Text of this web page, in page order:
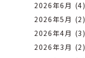
2026年6月 (4)
2026年5月 (2)
2026年4月 (3)
2026年3月 (2)